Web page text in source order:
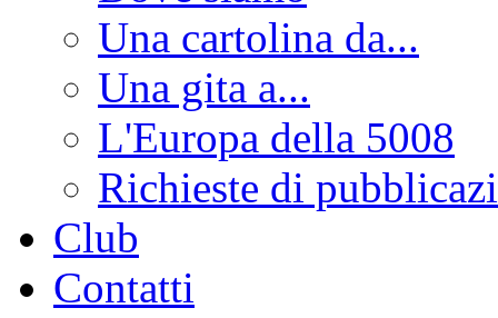
Una cartolina da...
Una gita a...
L'Europa della 5008
Richieste di
Club
Contatti